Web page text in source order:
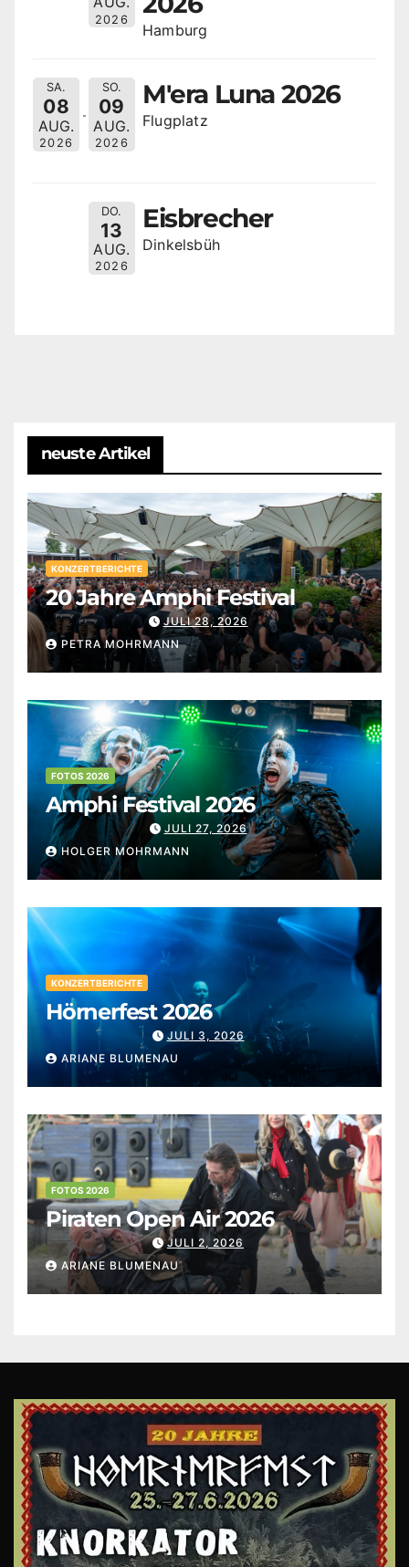
2026
Hamburg
SA.
08
AUG.
2026
SO.
09
AUG.
2026
M'era Luna 2026
Flugplatz
DO.
13
AUG.
2026
Eisbrecher
Dinkelsbüh
neuste Artikel
KONZERTBERICHTE
20 Jahre Amphi Festival
JULI 28, 2026
PETRA MOHRMANN
FOTOS 2026
Amphi Festival 2026
JULI 27, 2026
HOLGER MOHRMANN
KONZERTBERICHTE
Hörnerfest 2026
JULI 3, 2026
ARIANE BLUMENAU
FOTOS 2026
Piraten Open Air 2026
JULI 2, 2026
ARIANE BLUMENAU